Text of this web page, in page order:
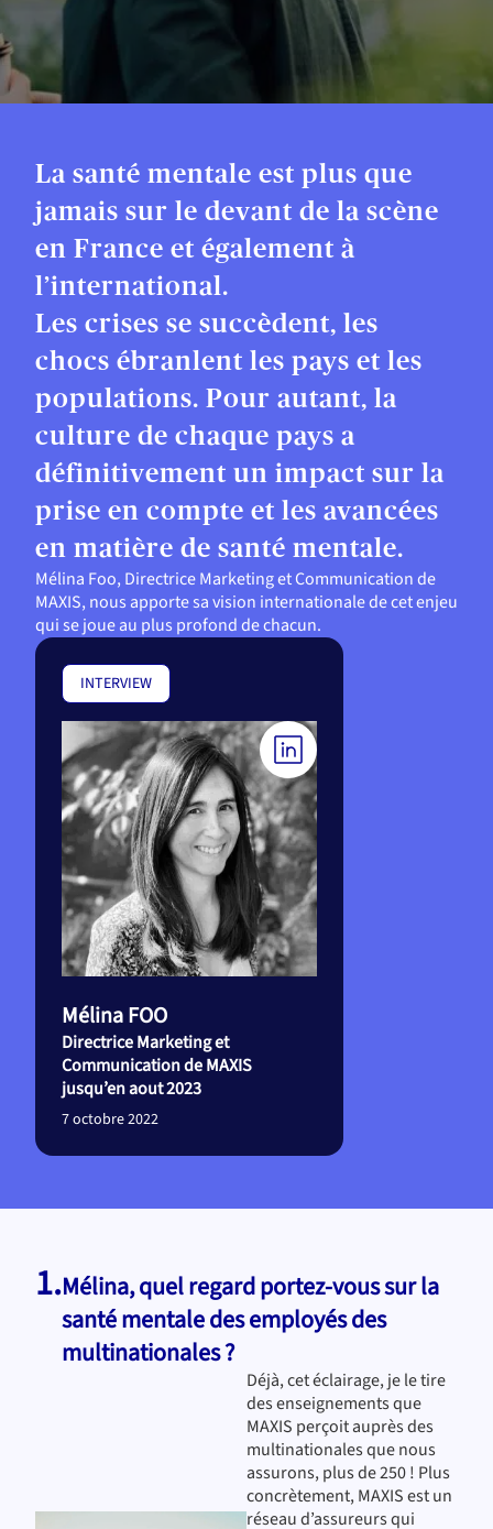
La santé mentale est plus que
jamais sur le devant de la scène
en France et également à
l’international.
Les crises se succèdent, les
chocs ébranlent les pays et les
populations. Pour autant, la
culture de chaque pays a
définitivement un impact sur la
prise en compte et les avancées
en matière de santé mentale.
Mélina Foo, Directrice Marketing et Communication de
MAXIS, nous apporte sa vision internationale de cet enjeu
qui se joue au plus profond de chacun.
INTERVIEW
Mélina FOO
Directrice Marketing et
Communication de MAXIS
jusqu’en aout 2023
7 octobre 2022
1.Mélina, quel regard portez-vous sur la
santé mentale des employés des
multinationales ?
Déjà, cet éclairage, je le tire
des enseignements que
MAXIS perçoit auprès des
multinationales que nous
assurons, plus de 250 ! Plus
concrètement, MAXIS est un
réseau d’assureurs qui